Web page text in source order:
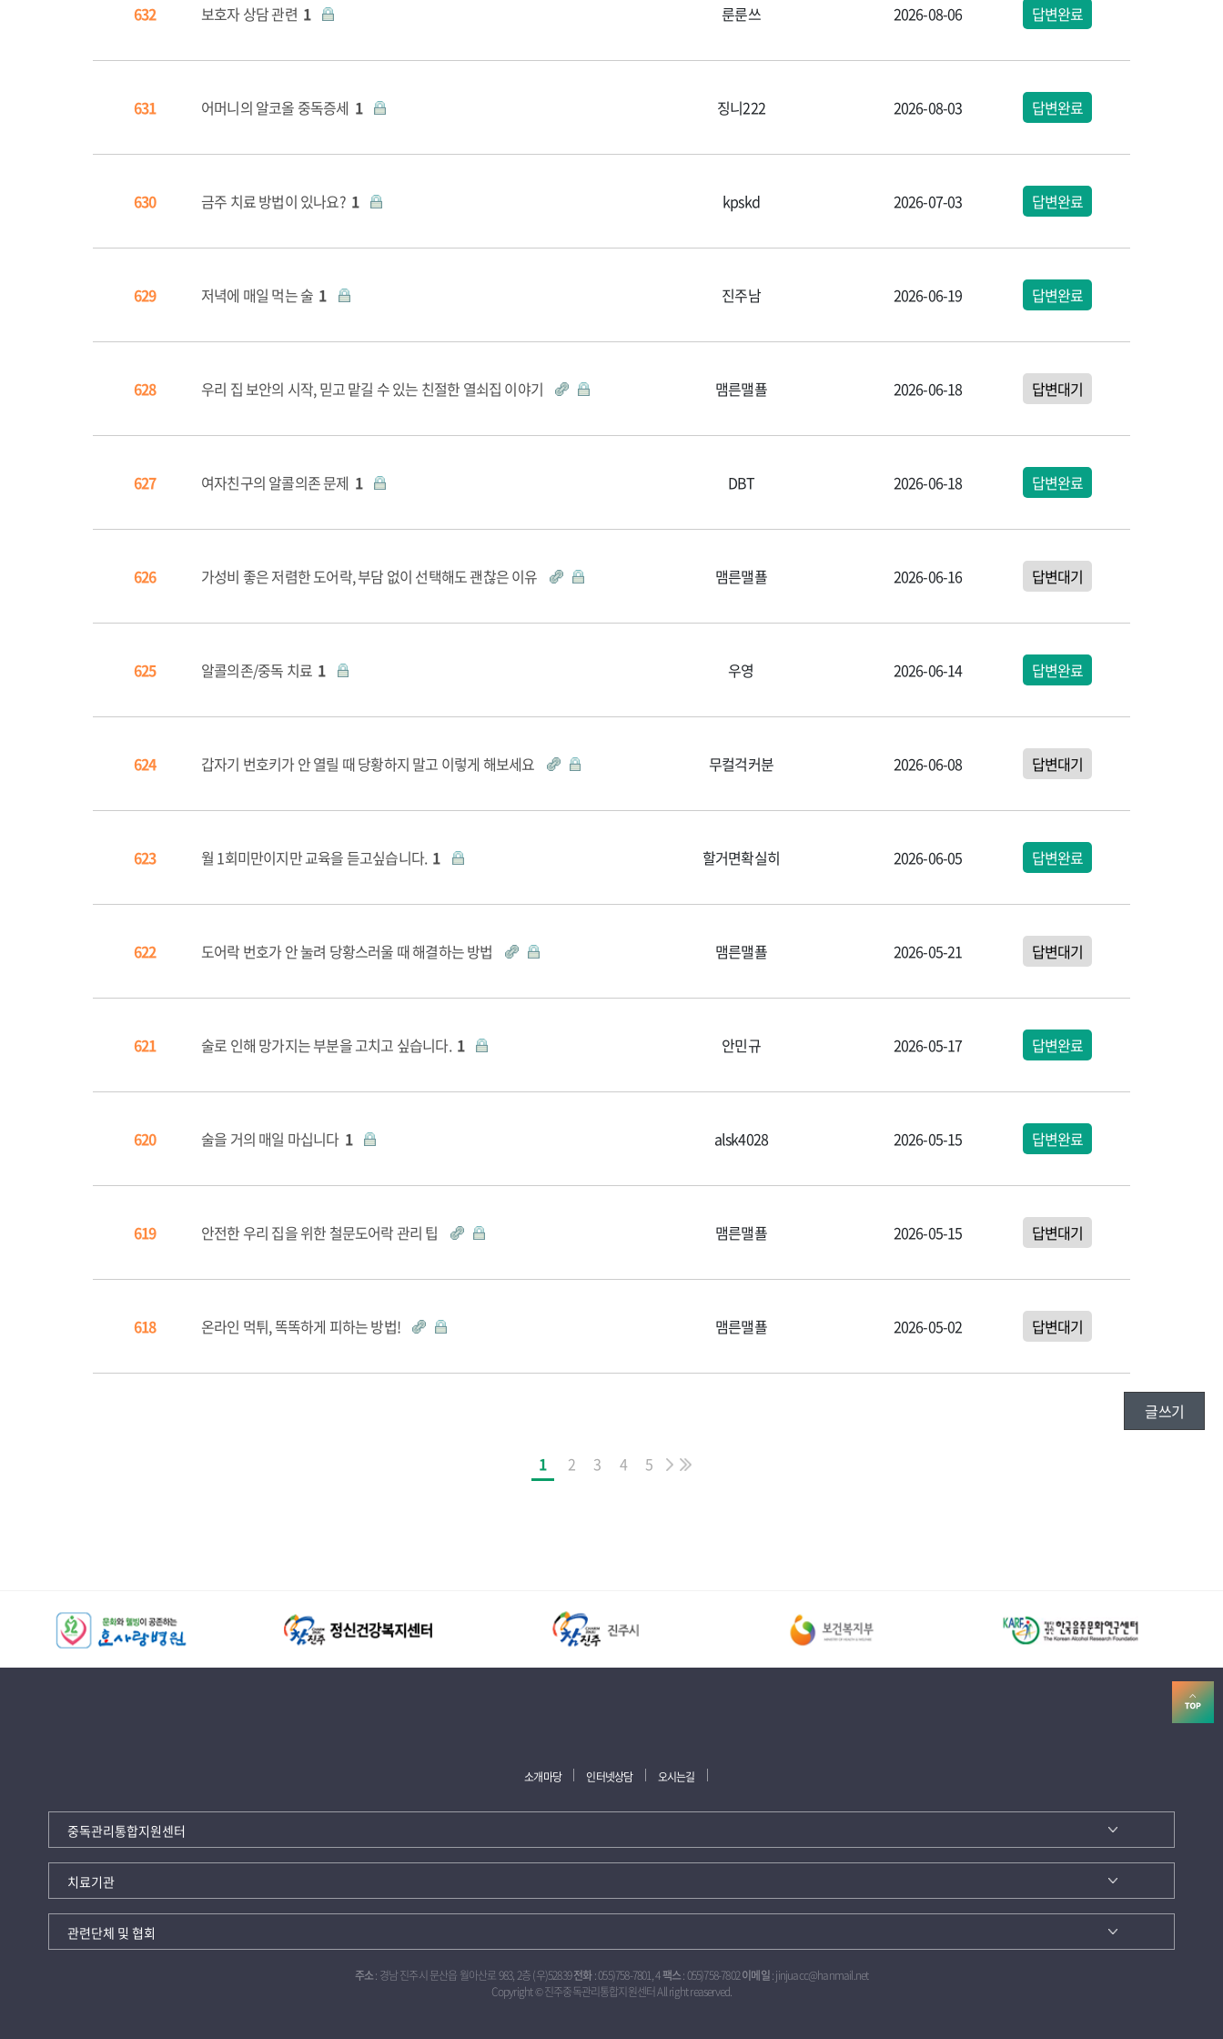
632 보호자 상담 관련 1 룬룬쓰 2026-08-06 답변완료
631 어머니의 알코올 중독증세 1 징니222 2026-08-03 답변완료
630 금주 치료 방법이 있나요? 1 kpskd 2026-07-03 답변완료
629 저녁에 매일 먹는 술 1 진주남 2026-06-19 답변완료
628 우리 집 보안의 시작, 믿고 맡길 수 있는 친절한 열쇠집 이야기 맴른맬푤 2026-06-18 답변대기
627 여자친구의 알콜의존 문제 1 DBT 2026-06-18 답변완료
626 가성비 좋은 저렴한 도어락, 부담 없이 선택해도 괜찮은 이유 맴른맬푤 2026-06-16 답변대기
625 알콜의존/중독 치료 1 우영 2026-06-14 답변완료
624 갑자기 번호키가 안 열릴 때 당황하지 말고 이렇게 해보세요 무컬걱커분 2026-06-08 답변대기
623 월 1회미만이지만 교육을 듣고싶습니다. 1 할거면확실히 2026-06-05 답변완료
622 도어락 번호가 안 눌려 당황스러울 때 해결하는 방법 맴른맬푤 2026-05-21 답변대기
621 술로 인해 망가지는 부분을 고치고 싶습니다. 1 안민규 2026-05-17 답변완료
620 술을 거의 매일 마십니다 1 alsk4028 2026-05-15 답변완료
619 안전한 우리 집을 위한 철문도어락 관리 팁 맴른맬푤 2026-05-15 답변대기
618 온라인 먹튀, 똑똑하게 피하는 방법! 맴른맬푤 2026-05-02 답변대기
글쓰기
1 2 3 4 5
소개마당 인터넷상담 오시는길
주소: 경남 진주시 문산읍 월아산로 983, 2층 (우)52839전화: 055)758-7801, 4팩스: 055)758-7802이메일: jinjuacc@hanmail.net
Copyright © 진주중독관리통합지원센터 All right reaserved.